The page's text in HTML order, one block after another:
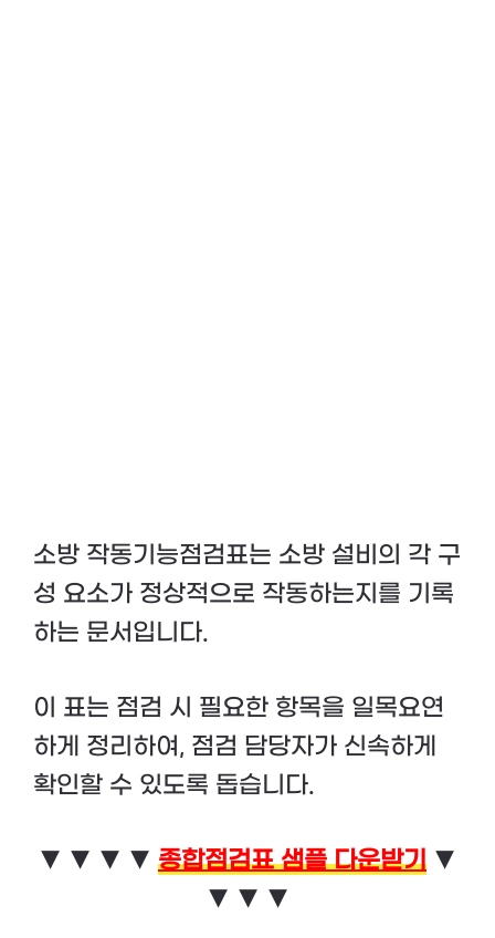
소방 작동기능점검표는 소방 설비의 각 구
성 요소가 정상적으로 작동하는지를 기록
하는 문서입니다.
이 표는 점검 시 필요한 항목을 일목요연
하게 정리하여, 점검 담당자가 신속하게
확인할 수 있도록 돕습니다.
▼ ▼ ▼ ▼ 종합점검표 샘플 다운받기 ▼
▼ ▼ ▼